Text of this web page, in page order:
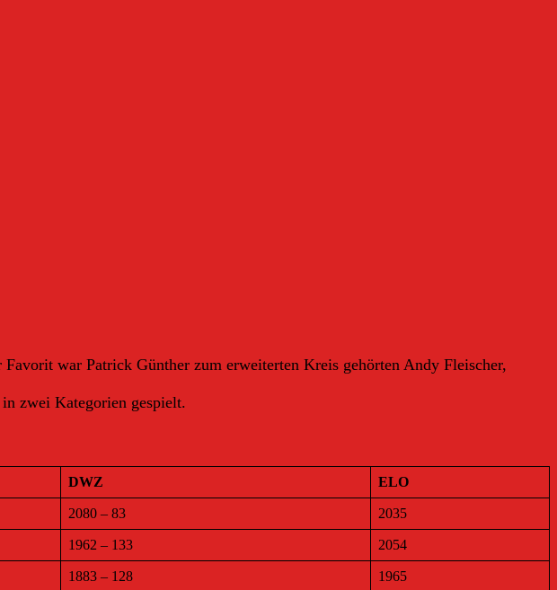
war Patrick Günther zum erweiterten Kreis gehörten Andy Fleischer,
zwei Kategorien gespielt.
DWZ ELO
2080 – 83 2035
1962 – 133 2054
1883 – 128 1965